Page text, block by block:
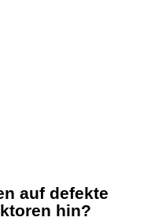
auf defekte
hin?